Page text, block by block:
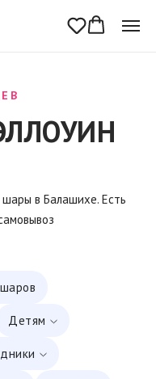
в Балашихе. Есть
Детям